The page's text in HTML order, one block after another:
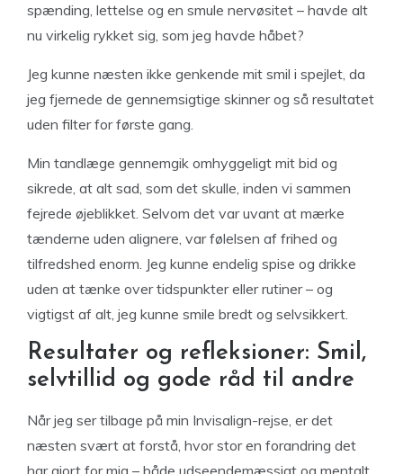
spænding, lettelse og en smule nervøsitet – havde alt
nu virkelig rykket sig, som jeg havde håbet?
Jeg kunne næsten ikke genkende mit smil i spejlet, da
jeg fjernede de gennemsigtige skinner og så resultatet
uden filter for første gang.
Min tandlæge gennemgik omhyggeligt mit bid og
sikrede, at alt sad, som det skulle, inden vi sammen
fejrede øjeblikket. Selvom det var uvant at mærke
tænderne uden alignere, var følelsen af frihed og
tilfredshed enorm. Jeg kunne endelig spise og drikke
uden at tænke over tidspunkter eller rutiner – og
vigtigst af alt, jeg kunne smile bredt og selvsikkert.
Resultater og refleksioner: Smil,
selvtillid og gode råd til andre
Når jeg ser tilbage på min Invisalign-rejse, er det
næsten svært at forstå, hvor stor en forandring det
har gjort for mig – både udseendemæssigt og mentalt.